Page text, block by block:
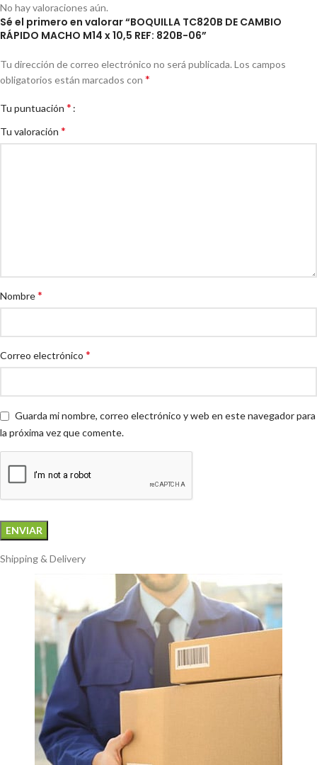
No hay valoraciones aún.
Sé el primero en valorar “BOQUILLA TC820B DE CAMBIO
RÁPIDO MACHO M14 x 10,5 REF: 820B-06”
Tu dirección de correo electrónico no será publicada. Los campos
obligatorios están marcados con *
Tu puntuación *
Tu valoración *
Nombre*
Correo electrónico *
Guarda mi nombre, correo electrónico y web en este navegador para
la próxima vez que comente.
Shipping & Delivery